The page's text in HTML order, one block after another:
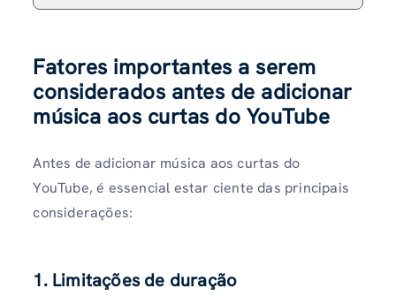
Fatores importantes a serem
considerados antes de adicionar
música aos curtas do YouTube
Antes de adicionar música aos curtas do
YouTube, é essencial estar ciente das principais
considerações:
1. Limitações de duração